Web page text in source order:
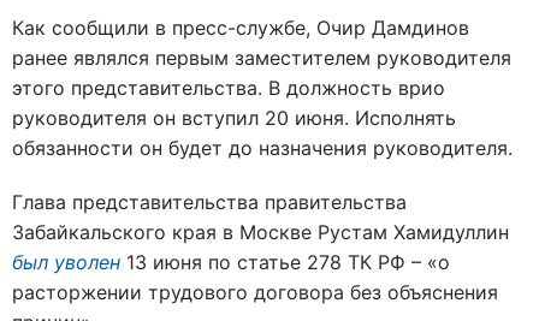
Как сообщили в пресс-службе, Очир Дамдинов
ранее являлся первым заместителем руководителя
этого представительства. В должность врио
руководителя он вступил 20 июня. Исполнять
обязанности он будет до назначения руководителя.
Глава представительства правительства
Забайкальского края в Москве Рустам Хамидуллин
был уволен 13 июня по статье 278 ТК РФ – «о
расторжении трудового договора без объяснения